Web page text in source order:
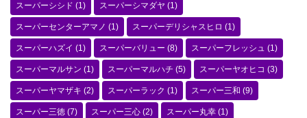
スーパーシシド (1) スーパーシマダヤ (1)
スーパーセンターアマノ (1) スーパーデリシャスヒロ (1)
スーパーハズイ (1) スーパーバリュー (8) スーパーフレッシュ (1)
スーパーマルサン (1) スーパーマルハチ (5) スーパーヤオヒコ (3)
スーパーヤマザキ (2) スーパーラック (1) スーパー三和 (9)
スーパー三徳 (7) スーパー三心 (2) スーパー丸幸 (1)